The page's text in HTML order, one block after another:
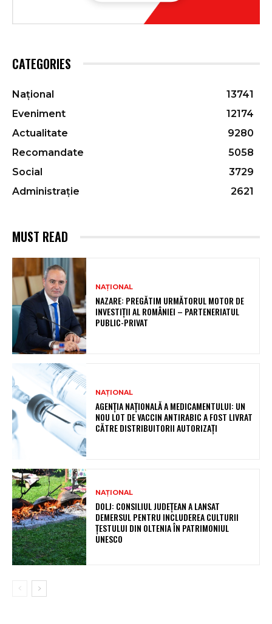
CATEGORIES
Național
13741
Eveniment
12174
Actualitate
9280
Recomandate
5058
Social
3729
Administrație
2621
MUST READ
NAȚIONAL
NAZARE: PREGĂTIM URMĂTORUL MOTOR DE
INVESTIȚII AL ROMÂNIEI – PARTENERIATUL
PUBLIC-PRIVAT
NAȚIONAL
AGENȚIA NAȚIONALĂ A MEDICAMENTULUI: UN
NOU LOT DE VACCIN ANTIRABIC A FOST LIVRAT
CĂTRE DISTRIBUITORII AUTORIZAȚI
NAȚIONAL
DOLJ: CONSILIUL JUDEȚEAN A LANSAT
DEMERSUL PENTRU INCLUDEREA CULTURII
ȚESTULUI DIN OLTENIA ÎN PATRIMONIUL
UNESCO